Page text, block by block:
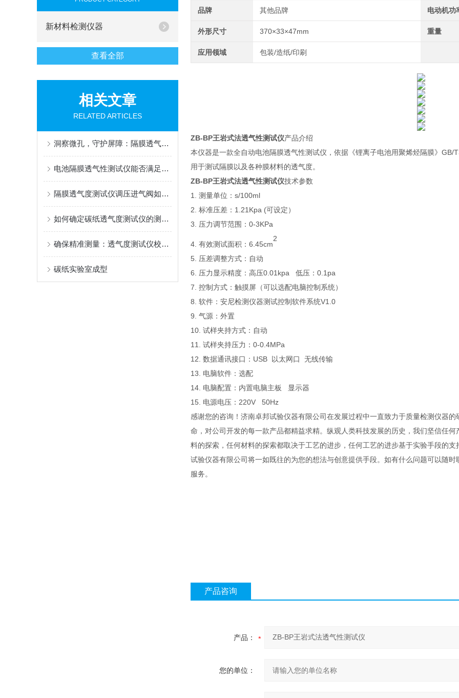
新材料检测仪器
查看全部
相关文章
RELATED ARTICLES
洞察微孔，守护屏障：隔膜透气度测定仪，材料性能的精密标尺
电池隔膜透气性测试仪能否满足新能源行业的特殊要求？
隔膜透气度测试仪调压进气阀如何精准调节？
如何确定碳纸透气度测试仪的测量范围？
确保精准测量：透气度测试仪校准规范解析
碳纸实验室成型
品牌 其他品牌 电动机功
外形尺寸 370×33×47mm 重量
应用领域 包装/造纸/印刷
ZB-BP王岩式法透气性测试仪产品介绍
本仪器是一款全自动电池隔膜透气性测试仪，依据《锂离子电池用聚烯烃隔膜》GB/
用于测试隔膜以及各种膜材料的透气度。
ZB-BP王岩式法透气性测试仪技术参数
1. 测量单位：s/100ml
2. 标准压差：1.21Kpa (可设定）
3. 压力调节范围：0-3KPa
4. 有效测试面积：6.45cm
2
5. 压差调整方式：自动
6. 压力显示精度：高压0.01kpa 低压：0.1pa
7. 控制方式：触摸屏（可以选配电脑控制系统）
8. 软件：安尼检测仪器测试控制软件系统V1.0
9. 气源：外置
10. 试样夹持方式：自动
11. 试样夹持压力：0-0.4MPa
12. 数据通讯接口：USB 以太网口 无线传输
13. 电脑软件：选配
14. 电脑配置：内置电脑主板 显示器
15. 电源电压：220V 50Hz
感谢您的咨询！济南卓邦试验仪器有限公司在发展过程中一直致力于质量检测仪器
命，对公司开发的每一款产品都精益求精。 纵观人类科技发展的历史，我们坚信任
料的探索，任何材料的探索都取决于工艺的进步，任何工艺的进步基于实验手段的
试验仪器有限公司将一如既往的为您的想法与创意提供手段。 如有什么问题可以随时
服务。
产品咨询
产品：
您的单位：